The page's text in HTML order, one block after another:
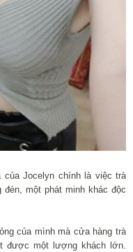
của Jocelyn chính là việc trà
một phát minh khác độc
của mình mà cửa hàng trà
được một lượng khách lớn.